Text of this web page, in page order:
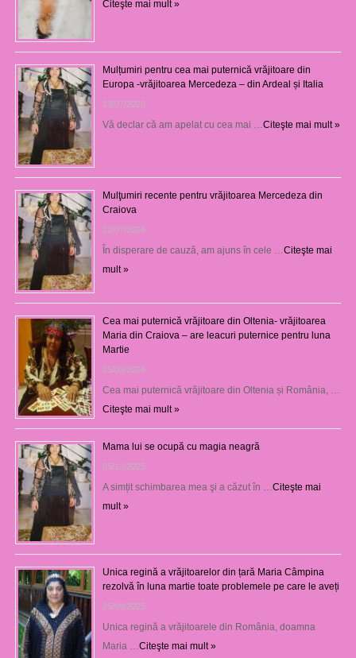
Citeşte mai mult »
Mulțumiri pentru cea mai puternică vrăjitoare din
Europa -vrăjitoarea Mercedeza – din Ardeal și Italia
23/07/2026
Vă declar că am apelat cu cea mai … Citeşte mai mult »
Mulţumiri recente pentru vrăjitoarea Mercedeza din
Craiova
22/07/2026
În disperare de cauză, am ajuns în cele … Citeşte mai
mult »
Cea mai puternică vrăjitoare din Oltenia- vrăjitoarea
Maria din Craiova – are leacuri puternice pentru luna
Martie
25/03/2026
Cea mai puternică vrăjitoare din Oltenia și România, …
Citeşte mai mult »
Mama lui se ocupă cu magia neagră
05/12/2025
A simțit schimbarea mea şi a căzut în … Citeşte mai
mult »
Unica regină a vrăjitoarelor din țară Maria Câmpina
rezolvă în luna martie toate problemele pe care le aveți
25/09/2025
Unica regină a vrăjitoarele din România, doamna
Maria … Citeşte mai mult »